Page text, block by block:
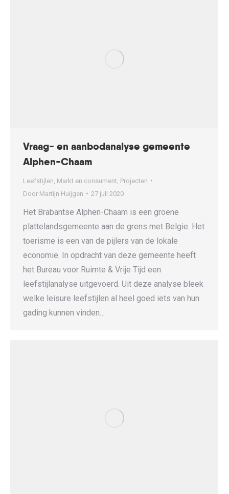
Vraag- en aanbodanalyse gemeente
Alphen-Chaam
Leefstijlen Markt en consument Projecten
Door Martijn Huijgen 27 juli 2020
Het Brabantse Alphen-Chaam is een groene
plattelandsgemeente aan de grens met Belgie. Het
toerisme is een van de pijlers van de lokale
economie. In opdracht van deze gemeente heeft
het Bureau voor Ruimte & Vrije Tijd een
leefstijlanalyse uitgevoerd. Uit deze analyse bleek
welke leisure leefstijlen al heel goed iets van hun
gading kunnen vinden…